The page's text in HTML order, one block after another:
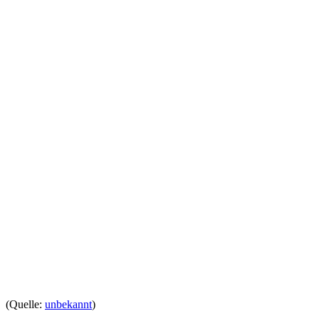
(Quelle: unbekannt)